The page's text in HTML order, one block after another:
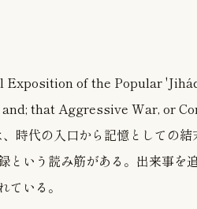
Exposition of the Popular
that Aggressive War, or
時代の入口から記憶としての結
という読み筋がある。出来事を
ている。